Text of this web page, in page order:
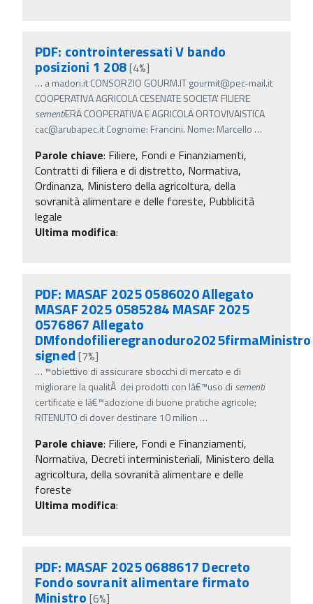
PDF: controinteressati V bando
posizioni 1 208[4%]
… a madori.it CONSORZIO GOURM.IT gourmit@pec-mail.it
COOPERATIVA AGRICOLA CESENATE SOCIETA' FILIERE
sementiERA COOPERATIVA E AGRICOLA ORTOVIVAISTICA
cac@arubapec.it Cognome: Francini. Nome: Marcello …
Parole chiave: Filiere, Fondi e Finanziamenti,
Contratti di filiera e di distretto, Normativa,
Ordinanza, Ministero della agricoltura, della
sovranità alimentare e delle foreste, Pubblicità
legale
Ultima modifica:
PDF: MASAF 2025 0586020 Allegato
MASAF 2025 0585284 MASAF 2025
0576867 Allegato
DMfondofilieregranoduro2025firmaMinistro
signed [7%]
… ™obiettivo di assicurare sbocchi di mercato e di
migliorare la qualitÃ dei prodotti con lâ€™uso di sementi
certificate e lâ€™adozione di buone pratiche agricole;
RITENUTO di dover destinare 10 milion …
Parole chiave: Filiere, Fondi e Finanziamenti,
Normativa, Decreti interministeriali, Ministero della
agricoltura, della sovranità alimentare e delle
foreste
Ultima modifica:
PDF: MASAF 2025 0688617 Decreto
Fondo sovranit alimentare firmato
Ministro [6%]